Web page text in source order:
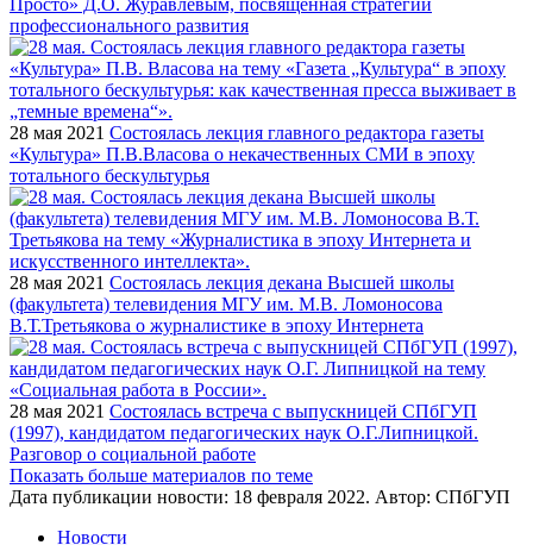
профессионального развития
28 мая 2021 Состоялась лекция главного редактора газеты
«Культура» П.В.Власова о некачественных СМИ в эпоху
тотального бескультурья
28 мая 2021 Состоялась лекция декана Высшей школы
(факультета) телевидения МГУ им. М.В. Ломоносова
В.Т.Третьякова о журналистике в эпоху Интернета
28 мая 2021 Состоялась встреча с выпускницей СПбГУП
(1997), кандидатом педагогических наук О.Г.Липницкой.
Разговор о социальной работе
Показать больше материалов по теме
Дата публикации новости: 18 февраля 2022. Автор: СПбГУП
Новости